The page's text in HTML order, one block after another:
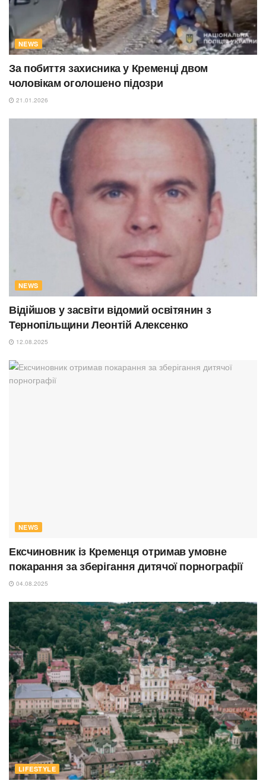
NEWS
За побиття захисника у Кременці двом
чоловікам оголошено підозри
21.01.2026
NEWS
Відійшов у засвіти відомий освітянин з
Тернопільщини Леонтій Алексенко
12.08.2025
NEWS
Ексчиновник із Кременця отримав умовне
покарання за зберігання дитячої порнографії
04.08.2025
LIFESTYLE